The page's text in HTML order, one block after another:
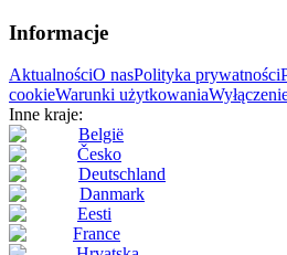
Informacje
AktualnościO nasPolityka prywatności
cookieWarunki użytkowania
Inne kraje:
België
Česko
Deutschland
Danmark
Eesti
France